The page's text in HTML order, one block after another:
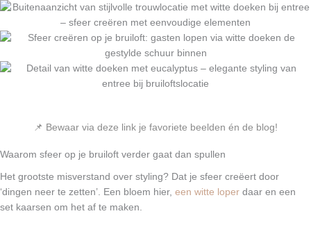
📌 Bewaar via deze link je favoriete beelden én de blog!
Waarom sfeer op je bruiloft verder gaat dan spullen
Het grootste misverstand over styling? Dat je sfeer creëert door
‘dingen neer te zetten’. Een bloem hier, een witte loper daar en een
set kaarsen om het af te maken.